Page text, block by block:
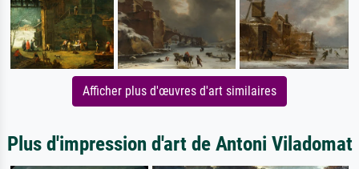
Afficher plus d'œuvres d'art similaires
Plus d'impression d'art de Antoni Viladomat